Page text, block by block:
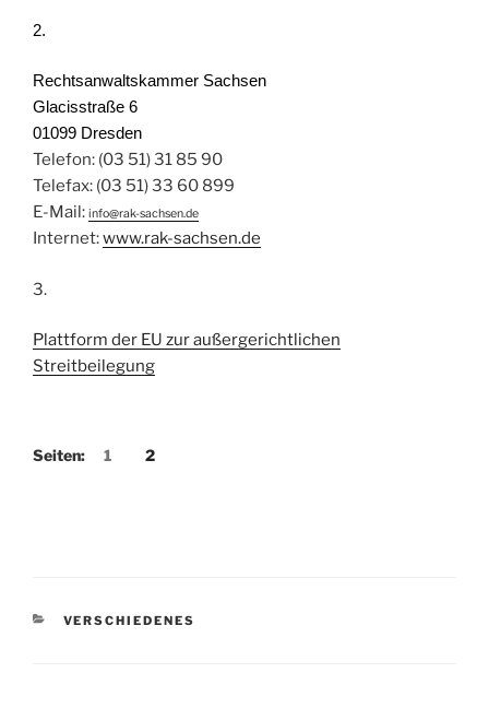
2.
Rechtsanwaltskammer Sachsen
Glacisstraße 6
01099 Dresden
Telefon: (03 51) 31 85 90
Telefax: (03 51) 33 60 899
E-Mail: info@rak-sachsen.de
Internet:www.rak-sachsen.de
3.
Plattform der EU zur außergerichtlichen
Streitbeilegung
Seiten: 1 2
KATEGORIEN
VERSCHIEDENES